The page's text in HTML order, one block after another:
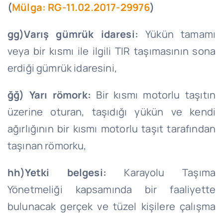
(Mülga: RG-11.02.2017-29976)
gg)Varış gümrük idaresi: Yükün tamamı
veya bir kısmı ile ilgili TIR taşımasının sona
erdiği gümrük idaresini,
ğğ) Yarı römork: Bir kısmı motorlu taşıtın
üzerine oturan, taşıdığı yükün ve kendi
ağırlığının bir kısmı motorlu taşıt tarafından
taşınan römorku,
hh)Yetki belgesi: Karayolu Taşıma
Yönetmeliği kapsamında bir faaliyette
bulunacak gerçek ve tüzel kişilere çalışma